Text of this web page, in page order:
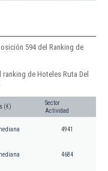
594 del Ranking de
de Hoteles Ruta Del
(€)
Sector
Actividad
4941
4684